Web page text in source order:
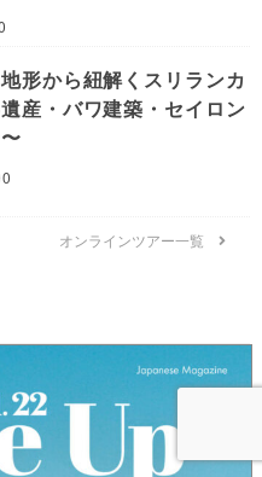
形から紐解くスリランカ
産・バワ建築・セイロン
オンラインツアー一覧